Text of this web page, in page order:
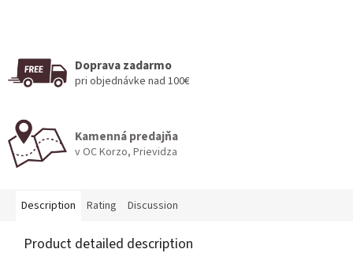
Doprava zadarmo
pri objednávke nad 100€
Kamenná predajňa
v OC Korzo, Prievidza
Description Rating Discussion
Product detailed description